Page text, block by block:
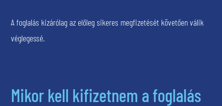
A foglalás kizárólag az előleg sikeres megfizetését követően válik
véglegessé.
Mikor kell kifizetnem a foglalás